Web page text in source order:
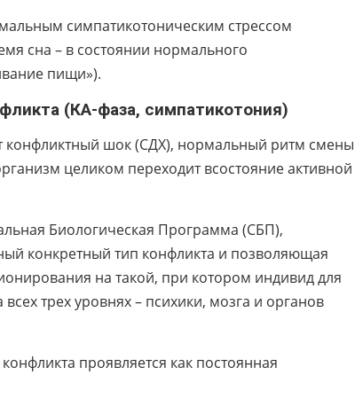
симпатикотоническим стрессом
сна – в состоянии нормального
пищи»).
фаза, симпатикотония)
конфликтный шок (СДХ), нормальный ритм смены
целиком переходит всостояние активной
Биологическая Программа (СБП),
конкретный тип конфликта и позволяющая
на такой, при котором индивид для
трех уровнях – психики, мозга и органов
проявляется как постоянная